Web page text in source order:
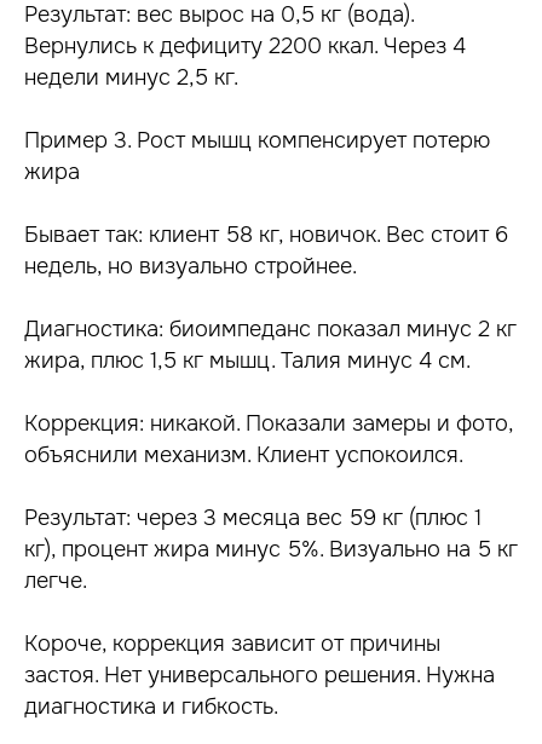
Результат: вес вырос на 0,5 кг (вода).
Вернулись к дефициту 2200 ккал. Через 4
недели минус 2,5 кг.
Пример 3. Рост мышц компенсирует потерю
жира
Бывает так: клиент 58 кг, новичок. Вес стоит 6
недель, но визуально стройнее.
Диагностика: биоимпеданс показал минус 2 кг
жира, плюс 1,5 кг мышц. Талия минус 4 см.
Коррекция: никакой. Показали замеры и фото,
объяснили механизм. Клиент успокоился.
Результат: через 3 месяца вес 59 кг (плюс 1
кг), процент жира минус 5%. Визуально на 5 кг
легче.
Короче, коррекция зависит от причины
застоя. Нет универсального решения. Нужна
диагностика и гибкость.
ГЛЕБ ФОСТЕНКО
Основатель MFG School, преподаватель
по маркетингу и продажам для фитнес-